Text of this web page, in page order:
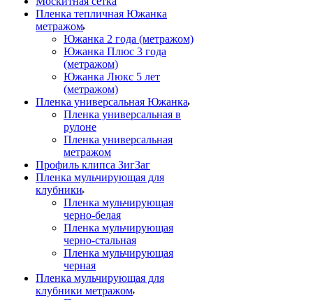
Пленка тепличная Южанка
метражом
Южанка 2 года (метражом)
Южанка Плюс 3 года
(метражом)
Южанка Люкс 5 лет
(метражом)
Пленка универсальная Южанка
Пленка универсальная в
рулоне
Пленка универсальная
метражом
Профиль клипса ЗигЗаг
Пленка мульчирующая для
клубники
Пленка мульчирующая
черно-белая
Пленка мульчирующая
черно-стальная
Пленка мульчирующая
черная
Пленка мульчирующая для
клубники метражом